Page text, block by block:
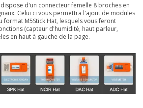
dispose d'un connecteur femelle 8 broches en
Celui ci vous permettra l'ajout de modules
format M5Stick Hat, lesquels vous feront
(capteur d'humidité, haut parleur,
en haut à gauche de la page.